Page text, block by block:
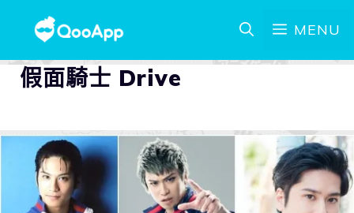
MENU
假面騎士 Drive